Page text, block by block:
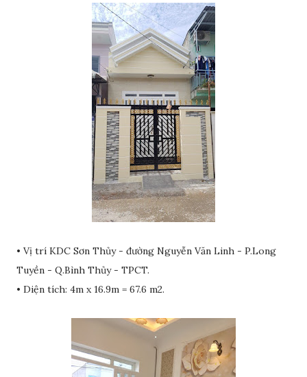
• Vị trí KDC Sơn Thủy - đường Nguyễn Văn Linh - P.Long
Tuyền - Q.Bình Thủy - TPCT.
• Diện tích: 4m x 16.9m = 67.6 m2.